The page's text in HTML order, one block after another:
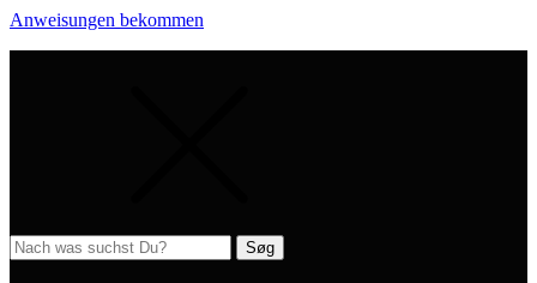
Anweisungen bekommen